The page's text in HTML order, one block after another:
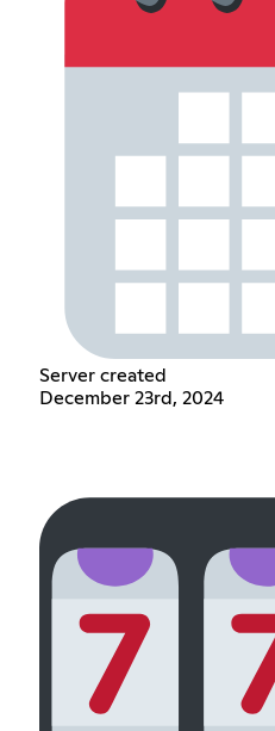
Server created
December 23rd, 2024